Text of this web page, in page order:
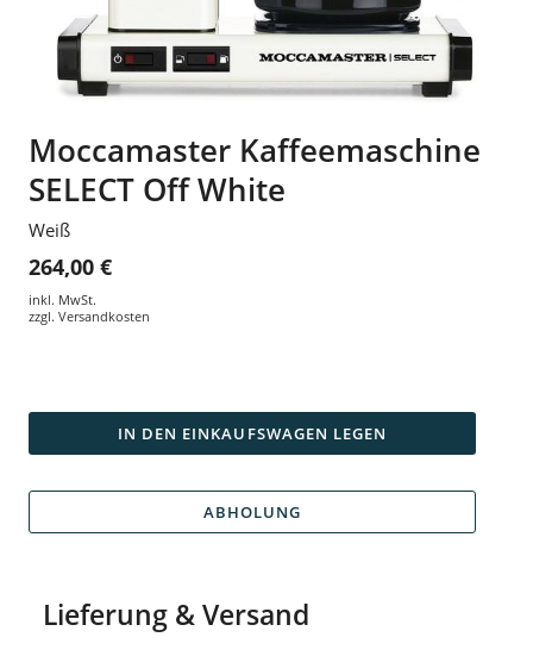
Moccamaster Kaffeemaschine
SELECT Off White
Weiß
264,00 €
inkl. MwSt.
zzgl. Versandkosten
IN DEN EINKAUFSWAGEN LEGEN
ABHOLUNG
Lieferung & Versand